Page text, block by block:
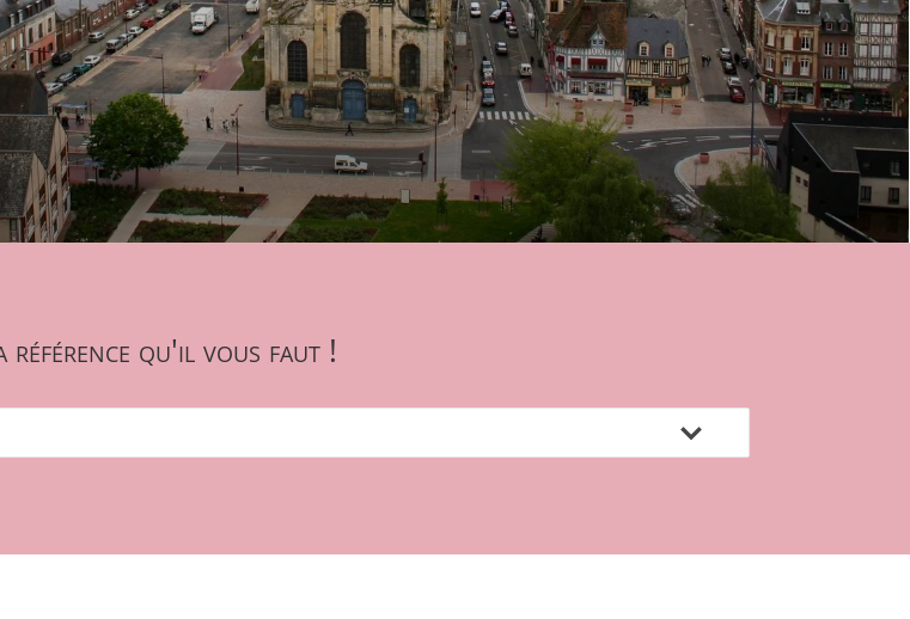
référence qu'il vous faut !